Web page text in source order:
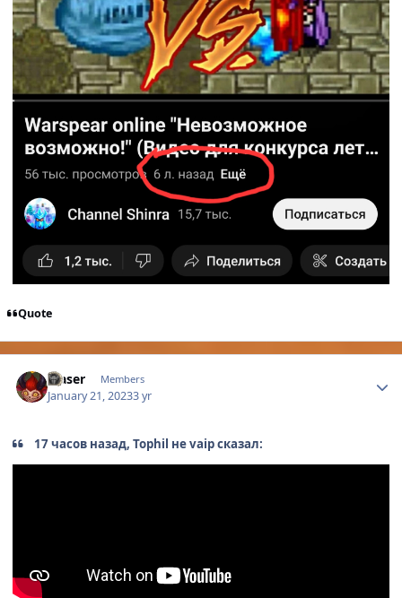
Quote
Maser Members
January 21, 20233 yr
17 часов назад, Tophil не vaip сказал: